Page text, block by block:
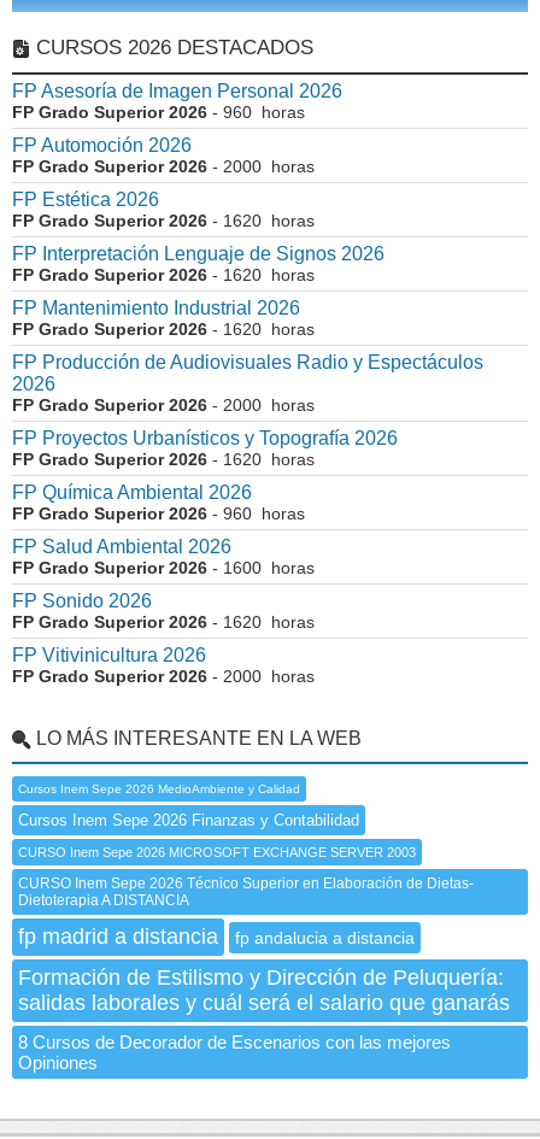
CURSOS 2026 DESTACADOS
FP Asesoría de Imagen Personal 2026
FP Grado Superior 2026 - 960 horas
FP Automoción 2026
FP Grado Superior 2026 - 2000 horas
FP Estética 2026
FP Grado Superior 2026 - 1620 horas
FP Interpretación Lenguaje de Signos 2026
FP Grado Superior 2026 - 1620 horas
FP Mantenimiento Industrial 2026
FP Grado Superior 2026 - 1620 horas
FP Producción de Audiovisuales Radio y Espectáculos
2026
FP Grado Superior 2026 - 2000 horas
FP Proyectos Urbanísticos y Topografía 2026
FP Grado Superior 2026 - 1620 horas
FP Química Ambiental 2026
FP Grado Superior 2026 - 960 horas
FP Salud Ambiental 2026
FP Grado Superior 2026 - 1600 horas
FP Sonido 2026
FP Grado Superior 2026 - 1620 horas
FP Vitivinicultura 2026
FP Grado Superior 2026 - 2000 horas
LO MÁS INTERESANTE EN LA WEB
Cursos Inem Sepe 2026 MedioAmbiente y Calidad
Cursos Inem Sepe 2026 Finanzas y Contabilidad
CURSO Inem Sepe 2026 MICROSOFT EXCHANGE SERVER 2003
CURSO Inem Sepe 2026 Técnico Superior en Elaboración de Dietas-
Dietoterapia A DISTANCIA
fp madrid a distancia fp andalucia a distancia
Formación de Estilismo y Dirección de Peluquería:
salidas laborales y cuál será el salario que ganarás
8 Cursos de Decorador de Escenarios con las mejores
Opiniones